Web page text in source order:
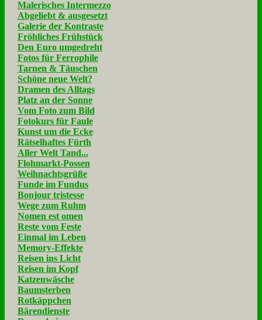
Malerisches Intermezzo
Abgeliebt & ausgesetzt
Galerie der Kontraste
Fröhliches Frühstück
Den Euro umgedreht
Fotos für Ferrophile
Tarnen & Täuschen
Schöne neue Welt?
Dramen des Alltags
Platz an der Sonne
Vom Foto zum Bild
Fotokurs für Faule
Kunst um die Ecke
Rätselhaftes Fürth
Aller Welt Tand...
Flohmarkt-Possen
Weihnachtsgrüße
Funde im Fundus
Bonjour tristesse
Wege zum Ruhm
Nomen est omen
Reste vom Feste
Einmal im Leben
Memory-Effekte
Reisen ins Licht
Reisen im Kopf
Katzenwäsche
Baumsterben
Rotkäppchen
Bärendienste